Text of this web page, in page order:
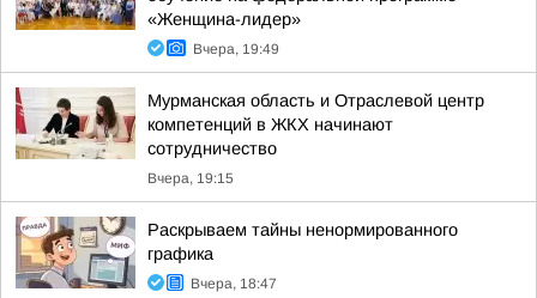
«Женщина-лидер»
Вчера, 19:49
Мурманская область и Отраслевой центр
компетенций в ЖКХ начинают
сотрудничество
Вчера, 19:15
Раскрываем тайны ненормированного
графика
Вчера, 18:47